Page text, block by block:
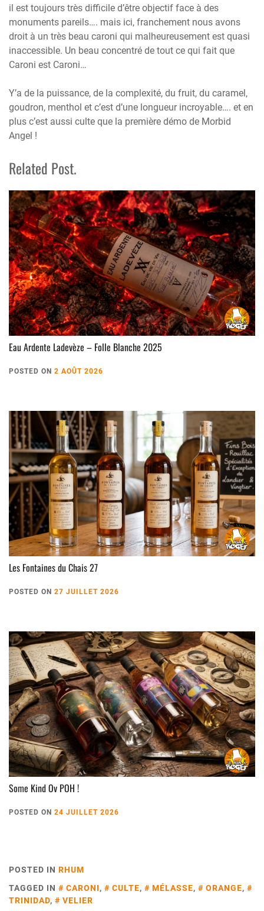
il est toujours très difficile d’être objectif face à des
monuments pareils…. mais ici, franchement nous avons
droit à un très beau caroni qui malheureusement est quasi
inaccessible. Un beau concentré de tout ce qui fait que
Caroni est Caroni…
Y’a de la puissance, de la complexité, du fruit, du caramel,
goudron, menthol et c’est d’une longueur incroyable…. et en
plus c’est aussi culte que la première démo de Morbid
Angel !
Related Post.
Eau Ardente Ladevèze – Folle Blanche 2025
POSTED ON 2 AOÛT 2026
Les Fontaines du Chais 27
POSTED ON 27 JUILLET 2026
Some Kind Ov POH !
POSTED ON 24 JUILLET 2026
POSTED IN RHUM
TAGGED IN
CARONI, CULTE, MÉLASSE, ORANGE,
TRINIDAD, VELIER